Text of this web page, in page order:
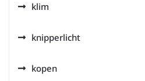
klim
knipperlicht
kopen